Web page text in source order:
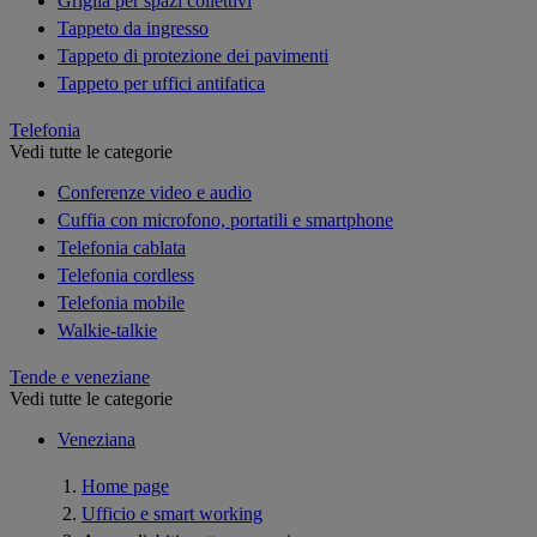
Tappeto da ingresso
Tappeto di protezione dei pavimenti
Tappeto per uffici antifatica
Telefonia
Vedi tutte le categorie
Conferenze video e audio
Cuffia con microfono, portatili e smartphone
Telefonia cablata
Telefonia cordless
Telefonia mobile
Walkie-talkie
Tende e veneziane
Vedi tutte le categorie
Veneziana
Home page
Ufficio e smart working